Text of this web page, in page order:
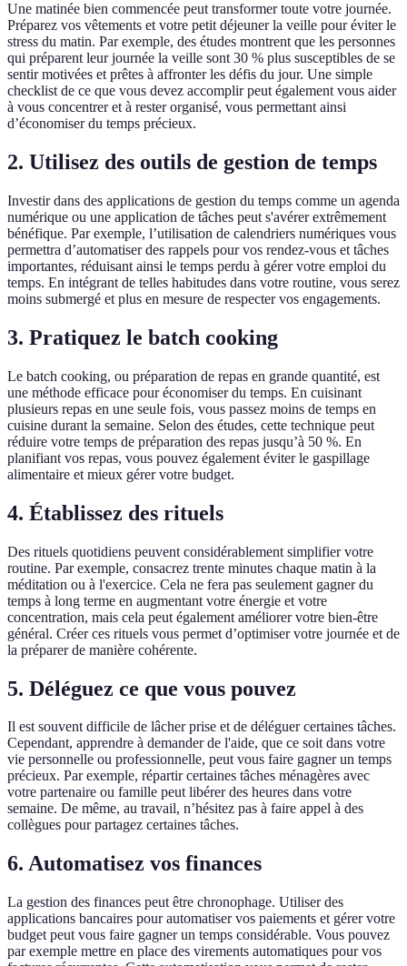
Une matinée bien commencée peut transformer toute votre journée.
Préparez vos vêtements et votre petit déjeuner la veille pour éviter le
stress du matin. Par exemple, des études montrent que les personnes
qui préparent leur journée la veille sont 30 % plus susceptibles de se
sentir motivées et prêtes à affronter les défis du jour. Une simple
checklist de ce que vous devez accomplir peut également vous aider
à vous concentrer et à rester organisé, vous permettant ainsi
d’économiser du temps précieux.
2. Utilisez des outils de gestion de temps
Investir dans des applications de gestion du temps comme un agenda
numérique ou une application de tâches peut s'avérer extrêmement
bénéfique. Par exemple, l’utilisation de calendriers numériques vous
permettra d’automatiser des rappels pour vos rendez-vous et tâches
importantes, réduisant ainsi le temps perdu à gérer votre emploi du
temps. En intégrant de telles habitudes dans votre routine, vous serez
moins submergé et plus en mesure de respecter vos engagements.
3. Pratiquez le batch cooking
Le batch cooking, ou préparation de repas en grande quantité, est
une méthode efficace pour économiser du temps. En cuisinant
plusieurs repas en une seule fois, vous passez moins de temps en
cuisine durant la semaine. Selon des études, cette technique peut
réduire votre temps de préparation des repas jusqu’à 50 %. En
planifiant vos repas, vous pouvez également éviter le gaspillage
alimentaire et mieux gérer votre budget.
4. Établissez des rituels
Des rituels quotidiens peuvent considérablement simplifier votre
routine. Par exemple, consacrez trente minutes chaque matin à la
méditation ou à l'exercice. Cela ne fera pas seulement gagner du
temps à long terme en augmentant votre énergie et votre
concentration, mais cela peut également améliorer votre bien-être
général. Créer ces rituels vous permet d’optimiser votre journée et de
la préparer de manière cohérente.
5. Déléguez ce que vous pouvez
Il est souvent difficile de lâcher prise et de déléguer certaines tâches.
Cependant, apprendre à demander de l'aide, que ce soit dans votre
vie personnelle ou professionnelle, peut vous faire gagner un temps
précieux. Par exemple, répartir certaines tâches ménagères avec
votre partenaire ou famille peut libérer des heures dans votre
semaine. De même, au travail, n’hésitez pas à faire appel à des
collègues pour partagez certaines tâches.
6. Automatisez vos finances
La gestion des finances peut être chronophage. Utiliser des
applications bancaires pour automatiser vos paiements et gérer votre
budget peut vous faire gagner un temps considérable. Vous pouvez
par exemple mettre en place des virements automatiques pour vos